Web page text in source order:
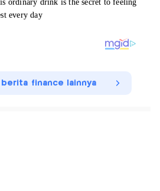
berita finance lainnya